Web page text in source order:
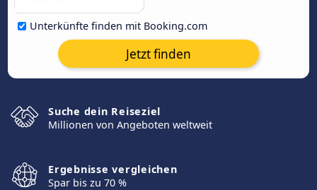
Unterkünfte finden mit Booking.com
Jetzt finden
Suche dein Reiseziel
Millionen von Angeboten weltweit
Ergebnisse vergleichen
Spar bis zu 70 %